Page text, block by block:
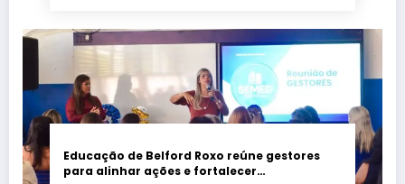
Educação de Belford Roxo reúne gestores
para alinhar ações e fortalecer